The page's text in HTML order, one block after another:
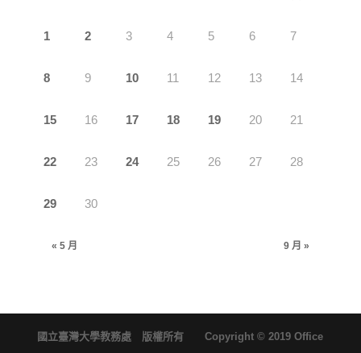
« 5 月 9 月 »
1 2 3 4 5 6 7
8 9 10 11 12 13 14
15 16 17 18 19 20 21
22 23 24 25 26 27 28
29 30
國立臺灣大學教務處 版權所有 Copyright © 2019 Office